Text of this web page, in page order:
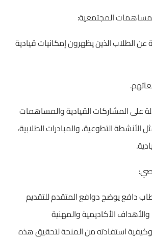
المجتمعية:
عن الطلاب الذين يظهرون إمكانيات قيادية
على المشاركات القيادية والمساهمات
الأنشطة التطوعية، والمبادرات الطلابية،
دافع يوضح دوافع المتقدم للتقديم
الأكاديمية والمهنية
وكيفية استفادته من المنحة لتحقيق هذه